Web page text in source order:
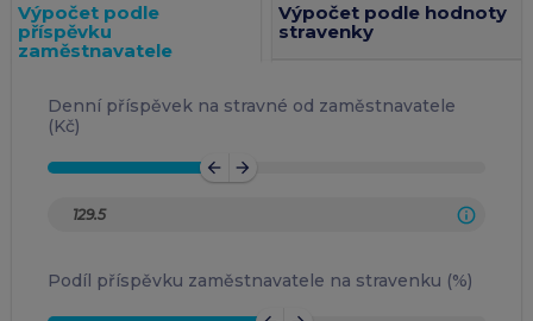
Výpočet podle
příspěvku
zaměstnavatele
Výpočet podle hodnoty
stravenky
Denní příspěvek na stravné od zaměstnavatele
(Kč)
arrow_back arrow_forward
Podíl příspěvku zaměstnavatele na stravenku (%)